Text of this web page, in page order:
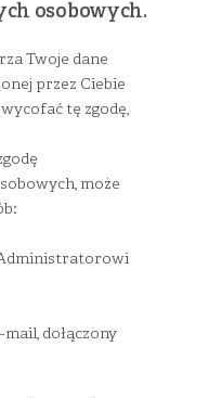
osobowych.
Twoje dane
przez Ciebie
tę zgodę,
może
Administratorowi
dołączony